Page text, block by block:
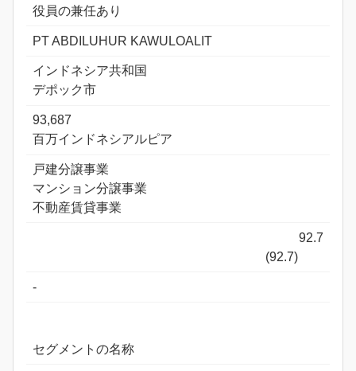
役員の兼任あり
PT ABDILUHUR KAWULOALIT
インドネシア共和国
デポック市
93,687
百万インドネシアルピア
戸建分譲事業
マンション分譲事業
不動産賃貸事業
92.7
(92.7)
-
セグメントの名称